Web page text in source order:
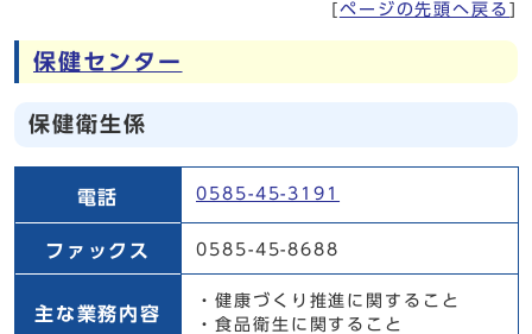
ページの先頭へ戻る
保健センター
保健衛生係
電話
0585-45-3191
ファックス 0585-45-8688
主な業務内容
・健康づくり推進に関すること
・食品衛生に関すること